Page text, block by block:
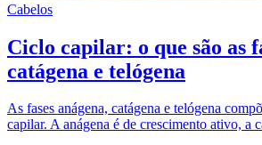
Cabelos
Ciclo capilar: o que são as
catágena e telógena
As fases anágena, catágena e telógena
capilar. A anágena é de crescimento ativo, a